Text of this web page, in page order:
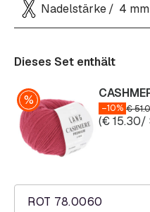
Nadelstärke 4 mm
Dieses Set enthält
ROT 78.0060
–10% €
(€15.30/